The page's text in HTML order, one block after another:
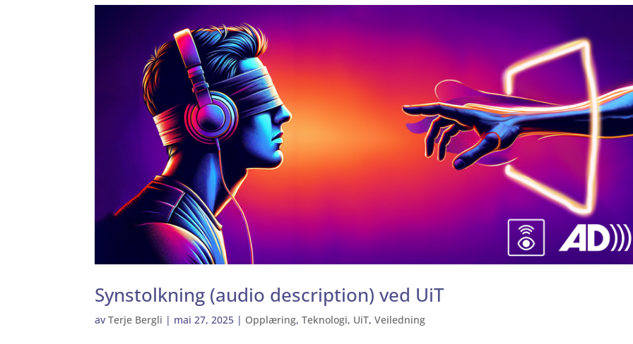
Synstolkning (audio description) ved UiT
avTerje Bergli | mai 27, 2025 | Opplæring,Teknologi, UiT,Veiledning